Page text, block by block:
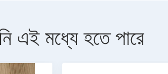
এই মধ্যে হতে পারে